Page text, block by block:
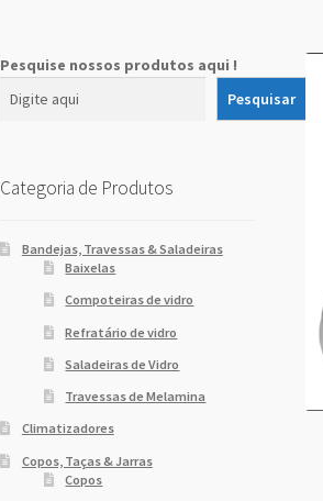
Pesquise nossos produtos aqui !
Pesquisar
Categoria de Produtos
Bandejas, Travessas & Saladeiras
Baixelas
Compoteiras de vidro
Refratário de vidro
Saladeiras de Vidro
Travessas de Melamina
Climatizadores
Copos, Taças & Jarras
Copos